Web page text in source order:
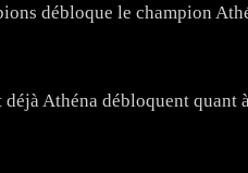
débloque le champion
Athéna débloquent